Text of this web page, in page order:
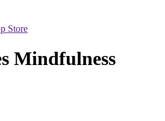
Store
Mindfulness